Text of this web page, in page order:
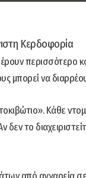
Κερδοφορία
μπορεί να
Κάθε
το